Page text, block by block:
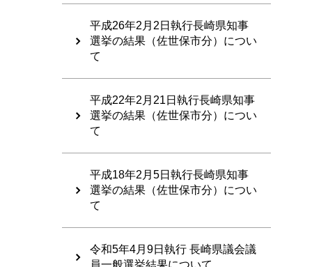
平成26年2月2日執行長崎県知事
選挙の結果（佐世保市分）につい
て
平成22年2月21日執行長崎県知事
選挙の結果（佐世保市分）につい
て
平成18年2月5日執行長崎県知事
選挙の結果（佐世保市分）につい
て
令和5年4月9日執行 長崎県議会議